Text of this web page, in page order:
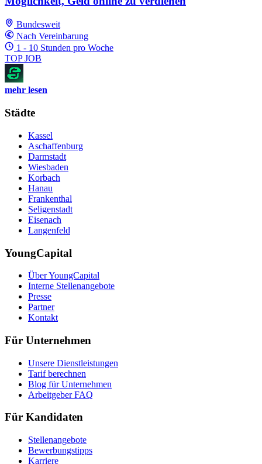
Bundesweit
Nach Vereinbarung
1 - 10 Stunden pro Woche
TOP JOB
mehr lesen
Städte
Kassel
Aschaffenburg
Darmstadt
Wiesbaden
Korbach
Hanau
Frankenthal
Seligenstadt
Eisenach
Langenfeld
YoungCapital
Über YoungCapital
Interne Stellenangebote
Presse
Partner
Kontakt
Für Unternehmen
Unsere Dienstleistungen
Tarif berechnen
Blog für Unternehmen
Arbeitgeber FAQ
Für Kandidaten
Stellenangebote
Bewerbungstipps
Karriere